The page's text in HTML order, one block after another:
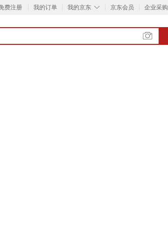
费注册 我的订单 ◇
我的京东 京东会员 企业采购